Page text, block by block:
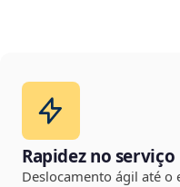
Rapidez no serviço
Deslocamento ágil até o